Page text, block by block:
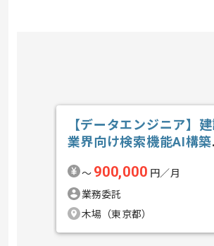
【データエンジニア】
業界向け検索機能AI構築
〜 900,000 円／月
業務委託
木場（東京都）